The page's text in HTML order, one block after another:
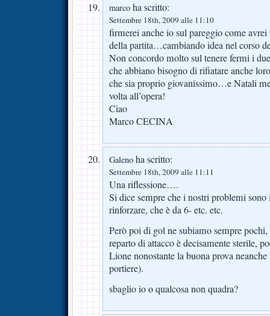
marco ha scritto:
Settembre 18th, 2009 alle 11:10
firmerei anche io sul pareggio come
della partita…cambiando idea nel corso
Non concordo molto sul tenere fermi i
che abbiano bisogno di rifiatare anche
che sia proprio giovanissimo…e Natali
volta all’opera!
Ciao
Marco CECINA
Galeno ha scritto:
Settembre 18th, 2009 alle 11:11
Una riflessione….
Si dice sempre che i nostri problemi sono
rinforzare, che è da 6- etc. etc.
Però poi di gol ne subiamo sempre
reparto di attacco è decisamente sterile,
Lione nonostante la buona prova
portiere).
sbaglio io o qualcosa non quadra?